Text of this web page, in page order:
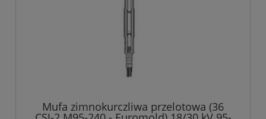
Mufa zimnokurczliwa przelotowa (36